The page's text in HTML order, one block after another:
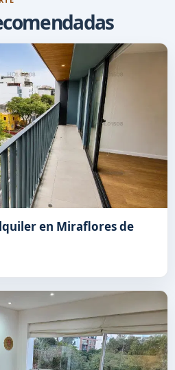
en Miraflores de